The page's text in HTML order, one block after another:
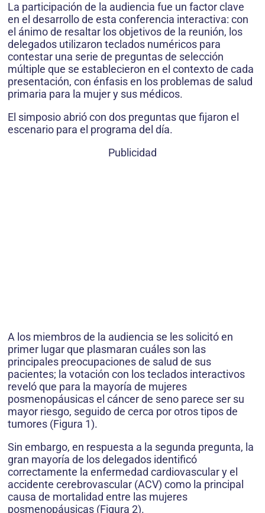
La participación de la audiencia fue un factor clave
en el desarrollo de esta conferencia interactiva: con
el ánimo de resaltar los objetivos de la reunión, los
delegados utilizaron teclados numéricos para
contestar una serie de preguntas de selección
múltiple que se establecieron en el contexto de cada
presentación, con énfasis en los problemas de salud
primaria para la mujer y sus médicos.
El simposio abrió con dos preguntas que fijaron el
escenario para el programa del día.
Publicidad
A los miembros de la audiencia se les solicitó en
primer lugar que plasmaran cuáles son las
principales preocupaciones de salud de sus
pacientes; la votación con los teclados interactivos
reveló que para la mayoría de mujeres
posmenopáusicas el cáncer de seno parece ser su
mayor riesgo, seguido de cerca por otros tipos de
tumores (Figura 1).
Sin embargo, en respuesta a la segunda pregunta, la
gran mayoría de los delegados identificó
correctamente la enfermedad cardiovascular y el
accidente cerebrovascular (ACV) como la principal
causa de mortalidad entre las mujeres
posmenopáusicas (Figura 2).